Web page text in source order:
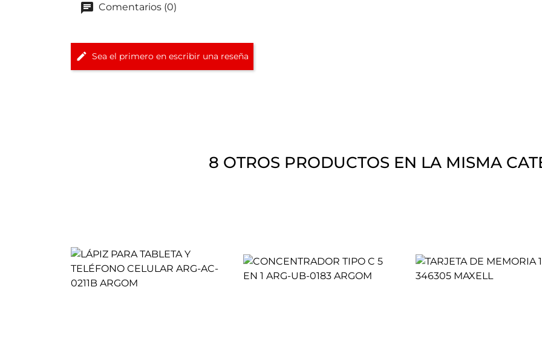
Comentarios (0)
Sea el primero en escribir una reseña
8 OTROS PRODUCTOS EN LA MISMA